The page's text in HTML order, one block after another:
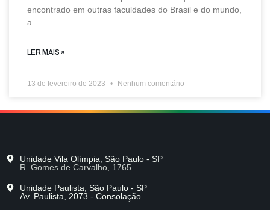
encontrado em outras faculdades do Brasil e do mundo,
a
LER MAIS »
13 de fevereiro de 2023 Nenhum comentário
Unidade Vila Olímpia, São Paulo - SP
R. Gomes de Carvalho, 1765
Unidade Paulista, São Paulo - SP
Av. Paulista, 2073 - Consolação